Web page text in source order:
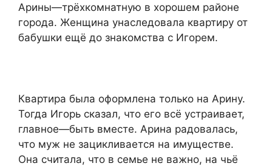
Арины—трёхкомнатную в хорошем районе
города. Женщина унаследовала квартиру от
бабушки ещё до знакомства с Игорем.
Квартира была оформлена только на Арину.
Тогда Игорь сказал, что его всё устраивает,
главное—быть вместе. Арина радовалась,
что муж не зацикливается на имуществе.
Она считала, что в семье не важно, на чьё